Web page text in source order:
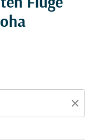
Flüge
close